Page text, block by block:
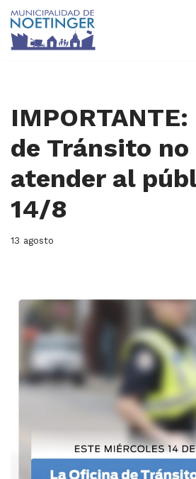
Saltar
de Tránsito no
atender al
14/8
13 agosto